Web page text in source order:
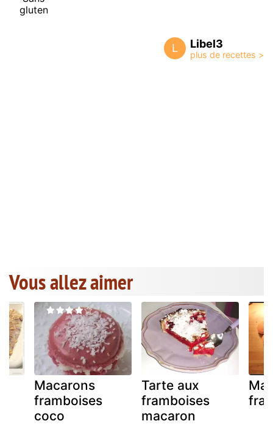
gluten
L Libel3
Vous allez aimer
Macarons
framboises
coco
Tarte aux
framboises
macaron